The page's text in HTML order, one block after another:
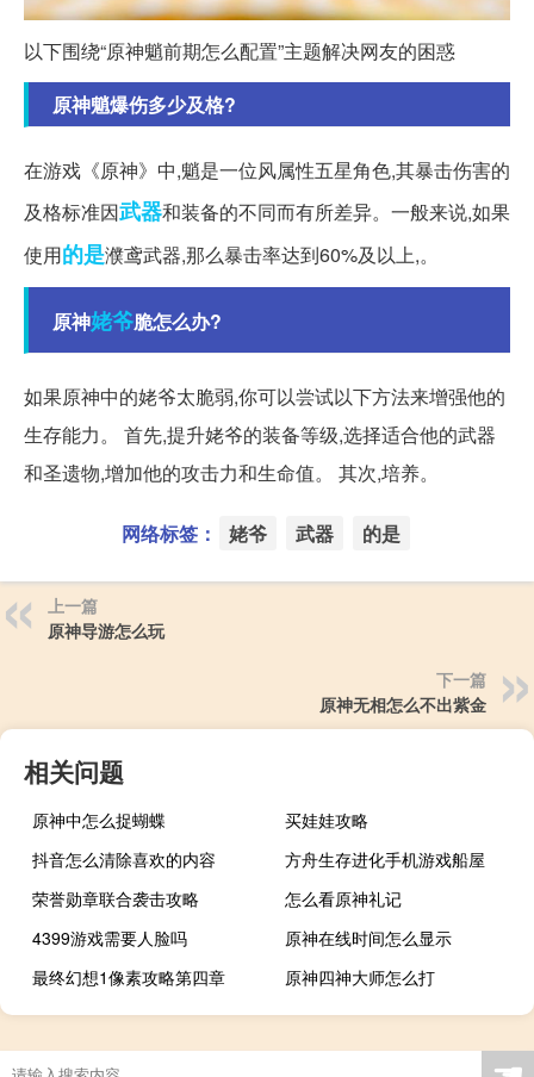
以下围绕“原神魈前期怎么配置”主题解决网友的困惑
原神魈爆伤多少及格?
在游戏《原神》中,魈是一位风属性五星角色,其暴击伤害的
及格标准因武器和装备的不同而有所差异。一般来说,如果
使用的是濮鸢武器,那么暴击率达到60%及以上,。
原神姥爷脆怎么办?
如果原神中的姥爷太脆弱,你可以尝试以下方法来增强他的
生存能力。 首先,提升姥爷的装备等级,选择适合他的武器
和圣遗物,增加他的攻击力和生命值。 其次,培养。
网络标签： 姥爷 武器 的是
上一篇
原神导游怎么玩
下一篇
原神无相怎么不出紫金
相关问题
原神中怎么捉蝴蝶
买娃娃攻略
抖音怎么清除喜欢的内容
方舟生存进化手机游戏船屋
荣誉勋章联合袭击攻略
怎么看原神礼记
4399游戏需要人脸吗
原神在线时间怎么显示
最终幻想1像素攻略第四章
原神四神大师怎么打